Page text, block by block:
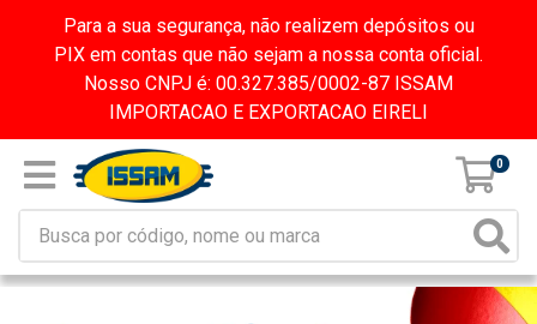
Para a sua segurança, não realizem depósitos ou
PIX em contas que não sejam a nossa conta oficial.
Nosso CNPJ é: 00.327.385/0002-87 ISSAM
IMPORTACAO E EXPORTACAO EIRELI
0